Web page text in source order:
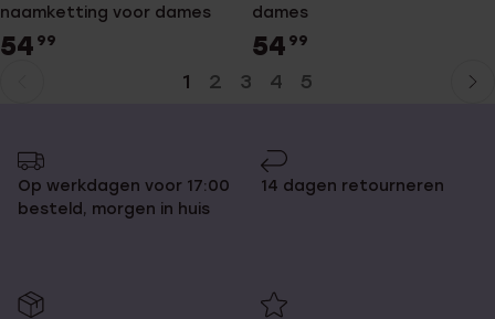
naamketting voor dames
54 99
dames
54 99
1 2 3 4 5
Op werkdagen voor 17:00
besteld, morgen in huis
14 dagen retourneren